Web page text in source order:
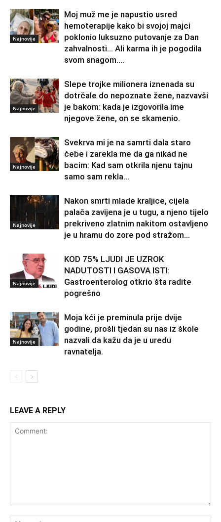
Najnovije
Moj muž me je napustio usred
hemoterapije kako bi svojoj majci
poklonio luksuzno putovanje za Dan
zahvalnosti… Ali karma ih je pogodila
svom snagom....
Najnovije
Slepe trojke milionera iznenada su
dotrčale do nepoznate žene, nazvavši
je bakom: kada je izgovorila ime
njegove žene, on se skamenio.
Najnovije
Svekrva mi je na samrti dala staro
ćebe i zarekla me da ga nikad ne
bacim: Kad sam otkrila njenu tajnu
samo sam rekla...
Najnovije
Nakon smrti mlade kraljice, cijela
palača zavijena je u tugu, a njeno tijelo
prekriveno zlatnim nakitom ostavljeno
je u hramu do zore pod stražom...
Najnovije
KOD 75% LJUDI JE UZROK
NADUTOSTI I GASOVA ISTI:
Gastroenterolog otkrio šta radite
pogrešno
Najnovije
Moja kći je preminula prije dvije
godine, prošli tjedan su nas iz škole
nazvali da kažu da je u uredu
ravnatelja.
LEAVE A REPLY